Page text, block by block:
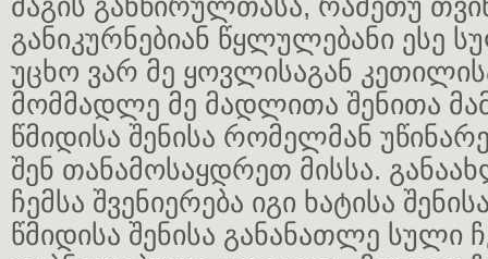
მაგის განწირულთასა, რამეთუ
განიკურნებიან წყლულებანი ესე
უცხო ვარ მე ყოვლისაგან
მომმადლე მე მადლითა შენითა
წმიდისა შენისა რომელმან
შენ თანამოსაყდრეთ მისსა.
ჩემსა შვენიერება იგი ხატისა
წმიდისა შენისა განანათლე სული